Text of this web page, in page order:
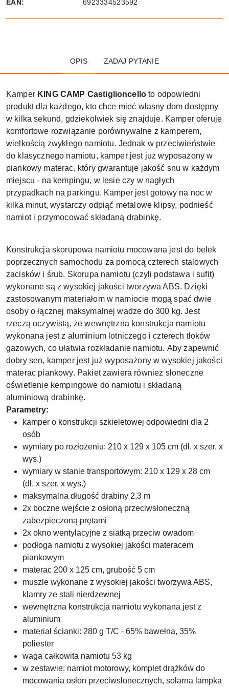
EAN: 6923334523592
OPIS ZADAJ PYTANIE
Kamper KING CAMP Castiglioncello to odpowiedni
produkt dla każdego, kto chce mieć własny dom dostępny
w kilka sekund, gdziekolwiek się znajduje. Kamper oferuje
komfortowe rozwiązanie porównywalne z kamperem,
wielkością zwykłego namiotu. Jednak w przeciwieństwie
do klasycznego namiotu, kamper jest już wyposażony w
piankowy materac, który gwarantuje jakość snu w każdym
miejscu - na kempingu, w lesie czy w nagłych
przypadkach na parkingu. Kamper jest gotowy na noc w
kilka minut, wystarczy odpiąć metalowe klipsy, podnieść
namiot i przymocować składaną drabinkę.
Konstrukcja skorupowa namiotu mocowana jest do belek
poprzecznych samochodu za pomocą czterech stalowych
zacisków i śrub. Skorupa namiotu (czyli podstawa i sufit)
wykonane są z wysokiej jakości tworzywa ABS. Dzięki
zastosowanym materiałom w namiocie mogą spać dwie
osoby o łącznej maksymalnej wadze do 300 kg. Jest
rzeczą oczywistą, że wewnętrzna konstrukcja namiotu
wykonana jest z aluminium lotniczego i czterech tłoków
gazowych, co ułatwia rozkładanie namiotu. Aby zapewnić
dobry sen, kamper jest już wyposażony w wysokiej jakości
materac piankowy. Pakiet zawiera również słoneczne
oświetlenie kempingowe do namiotu i składaną
aluminiową drabinkę.
Parametry:
kamper o konstrukcji szkieletowej odpowiedni dla 2
osób
wymiary po rozłożeniu: 210 x 129 x 105 cm (dł. x szer. x
wys.)
wymiary w stanie transportowym: 210 x 129 x 28 cm
(dł. x szer. x wys.)
maksymalna długość drabiny 2,3 m
2x boczne wejście z osłoną przeciwsłoneczną
zabezpieczoną prętami
2x okno wentylacyjne z siatką przeciw owadom
podłoga namiotu z wysokiej jakości materacem
piankowym
materac 200 x 125 cm, grubość 5 cm
muszle wykonane z wysokiej jakości tworzywa ABS,
klamry ze stali nierdzewnej
wewnętrzna konstrukcja namiotu wykonana jest z
aluminium
materiał ścianki: 280 g T/C - 65% bawełna, 35%
poliester
waga całkowita namiotu 53 kg
w zestawie: namiot motorowy, komplet drążków do
mocowania osłon przeciwsłonecznych, solarna lampka